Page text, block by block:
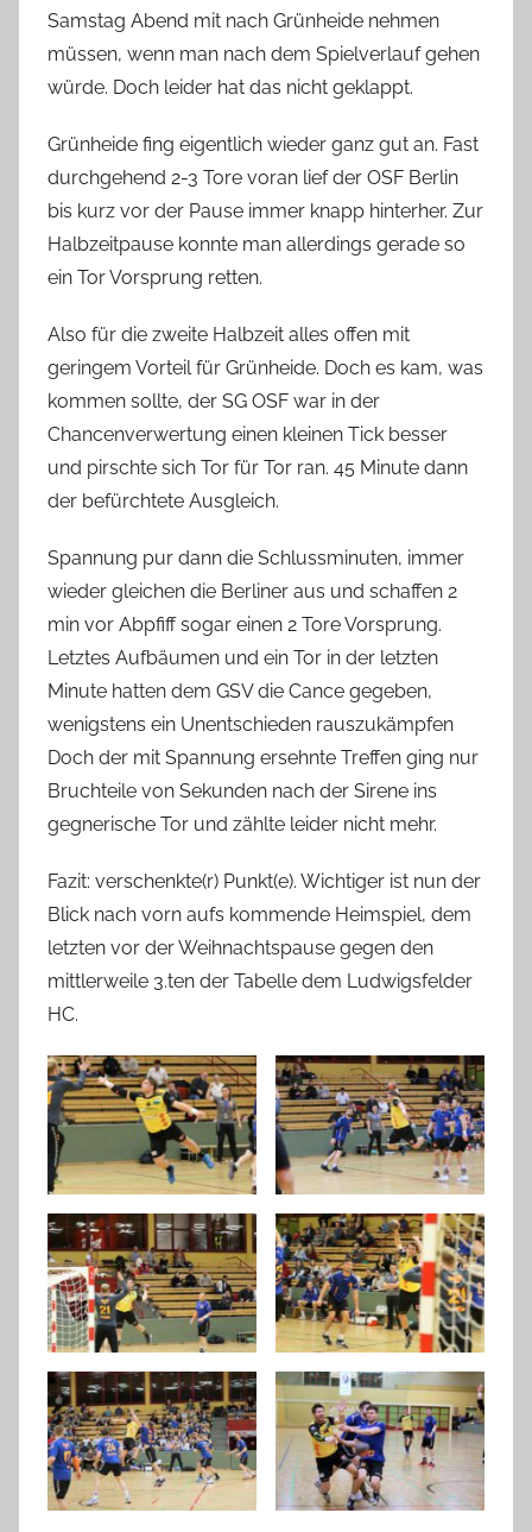
Samstag Abend mit nach Grünheide nehmen
müssen, wenn man nach dem Spielverlauf gehen
würde. Doch leider hat das nicht geklappt.
Grünheide fing eigentlich wieder ganz gut an. Fast
durchgehend 2-3 Tore voran lief der OSF Berlin
bis kurz vor der Pause immer knapp hinterher. Zur
Halbzeitpause konnte man allerdings gerade so
ein Tor Vorsprung retten.
Also für die zweite Halbzeit alles offen mit
geringem Vorteil für Grünheide. Doch es kam, was
kommen sollte, der SG OSF war in der
Chancenverwertung einen kleinen Tick besser
und pirschte sich Tor für Tor ran. 45 Minute dann
der befürchtete Ausgleich.
Spannung pur dann die Schlussminuten, immer
wieder gleichen die Berliner aus und schaffen 2
min vor Abpfiff sogar einen 2 Tore Vorsprung.
Letztes Aufbäumen und ein Tor in der letzten
Minute hatten dem GSV die Cance gegeben,
wenigstens ein Unentschieden rauszukämpfen
Doch der mit Spannung ersehnte Treffen ging nur
Bruchteile von Sekunden nach der Sirene ins
gegnerische Tor und zählte leider nicht mehr.
Fazit: verschenkte(r) Punkt(e). Wichtiger ist nun der
Blick nach vorn aufs kommende Heimspiel, dem
letzten vor der Weihnachtspause gegen den
mittlerweile 3.ten der Tabelle dem Ludwigsfelder
HC.